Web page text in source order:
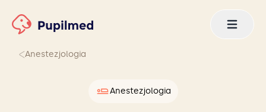
Anestezjologia
Anestezjologia